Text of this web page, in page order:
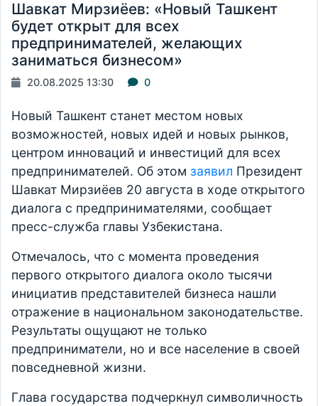
Шавкат Мирзиёев: «Новый Ташкент
будет открыт для всех
предпринимателей, желающих
заниматься бизнесом»
20.08.2025 13:30 0
Новый Ташкент станет местом новых
возможностей, новых идей и новых рынков,
центром инноваций и инвестиций для всех
предпринимателей. Об этом заявил Президент
Шавкат Мирзиёев 20 августа в ходе открытого
диалога с предпринимателями, сообщает
пресс-служба главы Узбекистана.
Отмечалось, что с момента проведения
первого открытого диалога около тысячи
инициатив представителей бизнеса нашли
отражение в национальном законодательстве.
Результаты ощущают не только
предприниматели, но и все население в своей
повседневной жизни.
Глава государства подчеркнул символичность